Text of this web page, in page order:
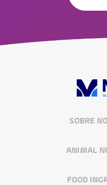
SOBRE
ANIMAL
FOOD